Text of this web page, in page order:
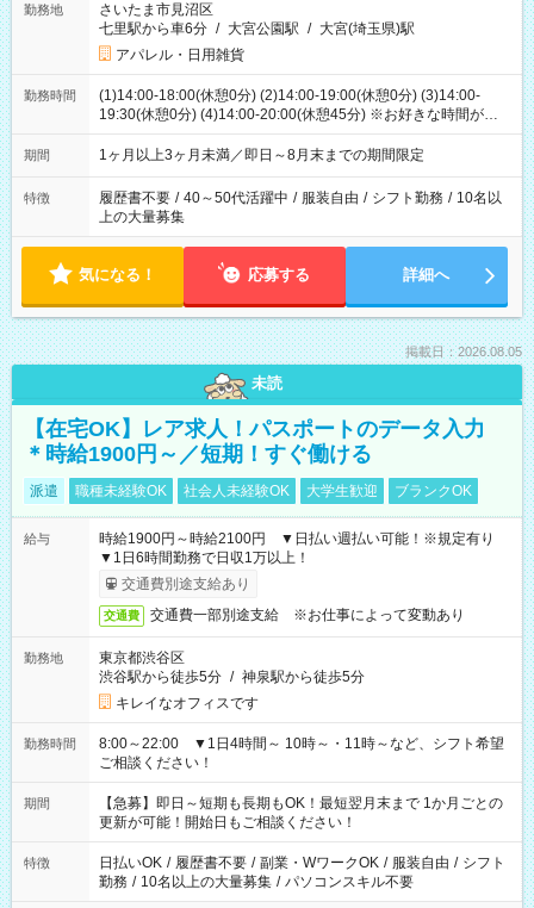
勤務地
さいたま市見沼区
七里駅から車6分 / 大宮公園駅 / 大宮(埼玉県)駅
アパレル・日用雑貨
勤務時間
(1)14:00-18:00(休憩0分) (2)14:00-19:00(休憩0分) (3)14:00-
19:30(休憩0分) (4)14:00-20:00(休憩45分) ※お好きな時間が選べ
ます
期間 1ヶ月以上3ヶ月未満／即日～8月末までの期間限定
特徴 履歴書不要 / 40～50代活躍中 / 服装自由 / シフト勤務 / 10名以
上の大量募集
気になる！ 応募する 詳細へ
掲載日：2026.08.05
未読
【在宅OK】レア求人！パスポートのデータ入力
＊時給1900円～／短期！すぐ働ける
派遣 職種未経験OK 社会人未経験OK 大学生歓迎 ブランクOK
給与
時給1900円～時給2100円 ▼日払い週払い可能！※規定有り
▼1日6時間勤務で日収1万以上！
交通費別途支給あり
交通費 交通費一部別途支給 ※お仕事によって変動あり
勤務地
東京都渋谷区
渋谷駅から徒歩5分 / 神泉駅から徒歩5分
キレイなオフィスです
勤務時間
8:00～22:00 ▼1日4時間～ 10時～・11時～など、シフト希望
ご相談ください！
期間
【急募】即日～短期も長期もOK！最短翌月末まで 1か月ごとの
更新が可能！開始日もご相談ください！
特徴 日払いOK / 履歴書不要 / 副業・WワークOK / 服装自由 / シフト
勤務 / 10名以上の大量募集 / パソコンスキル不要